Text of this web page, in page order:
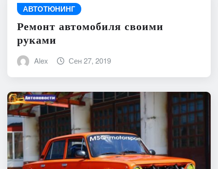
АВТОТЮНИНГ
Ремонт автомобиля своими
руками
Alex Сен 27, 2019